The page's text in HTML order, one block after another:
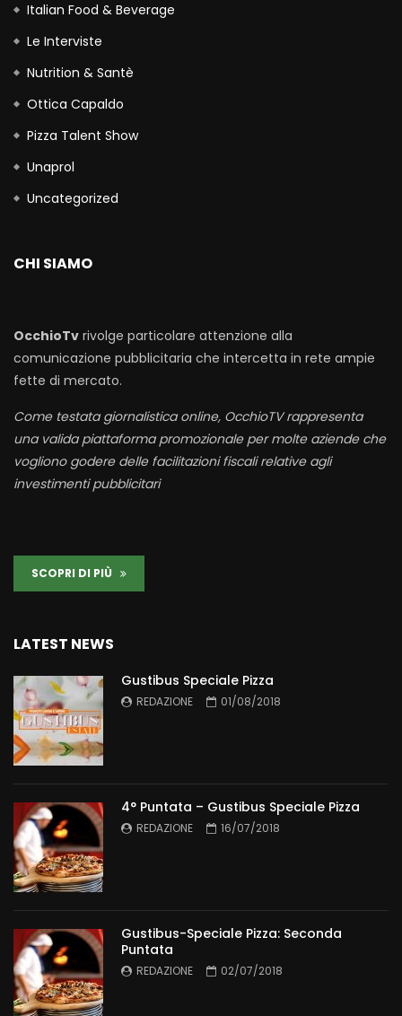
Italian Food & Beverage
Le Interviste
Nutrition & Santè
Ottica Capaldo
Pizza Talent Show
Unaprol
Uncategorized
CHI SIAMO
OcchioTv rivolge particolare attenzione alla
comunicazione pubblicitaria che intercetta in rete ampie
fette di mercato.
Come testata giornalistica online, OcchioTV rappresenta
una valida piattaforma promozionale per molte aziende che
vogliono godere delle facilitazioni fiscali relative agli
investimenti pubblicitari
SCOPRI DI PIÙ
LATEST NEWS
Gustibus Speciale Pizza
REDAZIONE 01/08/2018
4° Puntata – Gustibus Speciale Pizza
REDAZIONE 16/07/2018
Gustibus-Speciale Pizza: Seconda
Puntata
REDAZIONE 02/07/2018